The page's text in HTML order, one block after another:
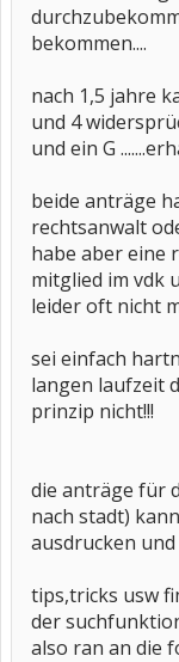
bekommen....
nach 1,5 jahre
und 4
und ein G
beide anträge
rechtsanwalt
habe aber eine
mitglied im vdk
leider oft nicht
sei einfach
langen laufzeit
prinzip nicht!!!
die anträge für
nach stadt)
ausdrucken und
tips,tricks usw
der
also ran an die